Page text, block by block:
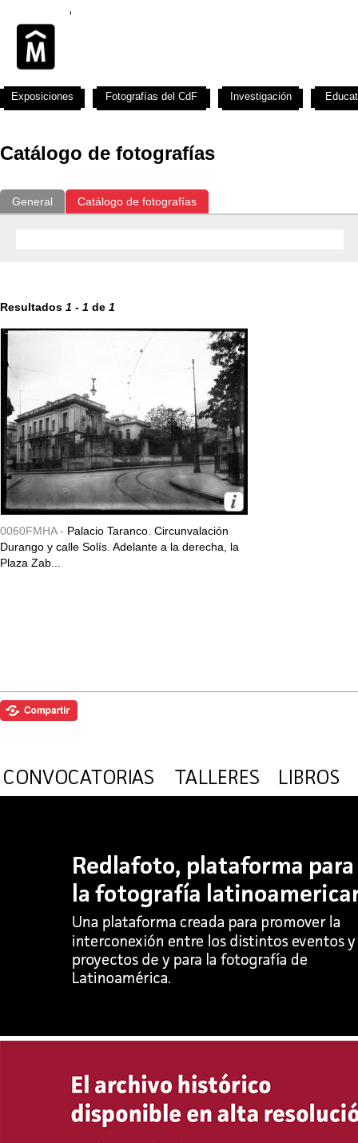
Catálogo de fotografías
General Catálogo de fotografías
Resultados 1 - 1 de 1
0060FMHA - Palacio Taranco. Circunvalación
Durango y calle Solís. Adelante a la derecha, la
Plaza Zab...
Exposiciones Fotografías del CdF Investigación